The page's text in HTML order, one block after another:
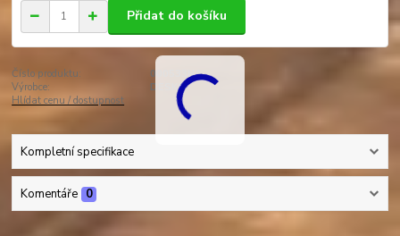
Přidat do košíku
Číslo produktu:
000533NA
Výrobce:
DESKO
Hlídat cenu / dostupnost
Kompletní specifikace
Komentáře 0